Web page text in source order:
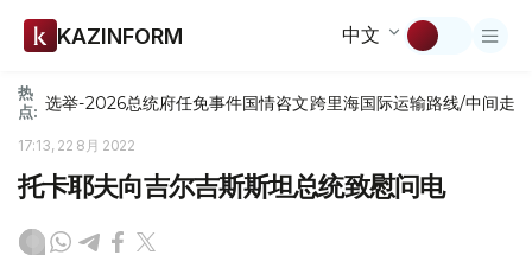
KAZINFORM 中文
热
点: 选举-2026总统府任免事件国情咨文跨里海国际运输路线/中间走廊
17:13, 22 8月 2022
托卡耶夫向吉尔吉斯斯坦总统致慰问电